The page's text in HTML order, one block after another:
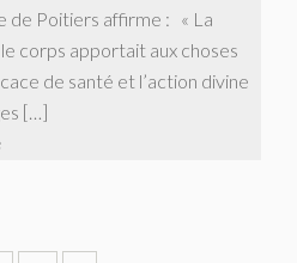
de Poitiers affirme : « La
corps apportait aux choses
de santé et l’action divine
[…]